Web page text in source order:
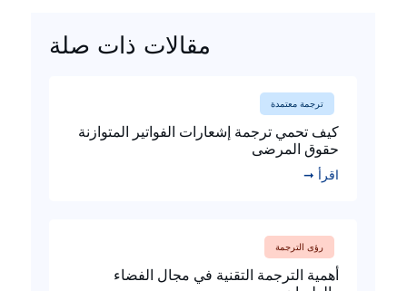
مقالات ذات صلة
ترجمة معتمدة
كيف تحمي ترجمة إشعارات الفواتير المتوازنة
حقوق المرضى
اقرأ ➞
رؤى الترجمة
أهمية الترجمة التقنية في مجال الفضاء